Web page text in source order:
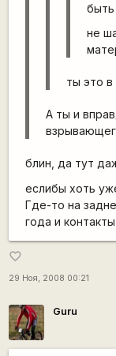
быть
не
ты это в
А ты и
блин, да тут
еслибы хоть
Где-то на
года и
favorite_border
29 Ноя, 2008 00:21
Guru